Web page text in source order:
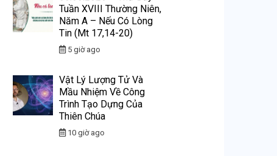
Tuần XVIII Thường Niên,
Năm A – Nếu Có Lòng
Tin (Mt 17,14-20)
5 giờ ago
Vật Lý Lượng Tử Và
Mầu Nhiệm Về Công
Trình Tạo Dựng Của
Thiên Chúa
10 giờ ago